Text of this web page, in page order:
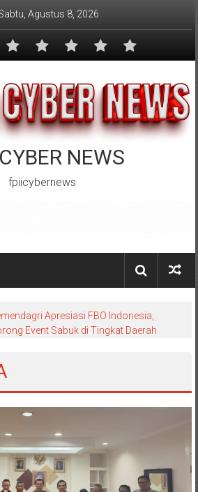
Agustus 8, 2026
NEWS
fpiicybernews
Apresiasi FBO Indonesia,
Event Sabuk di Tingkat Daerah